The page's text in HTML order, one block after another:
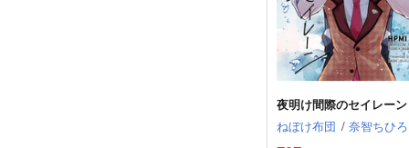
夜明け間際のセイレーン
ねぼけ布団 / 奈智ちひろ